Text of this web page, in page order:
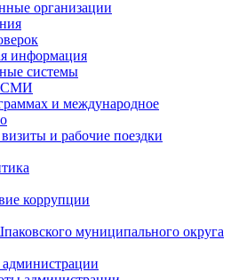
организации
информация
системы
СМИ
и международное
и рабочие поездки
коррупции
муниципального округа